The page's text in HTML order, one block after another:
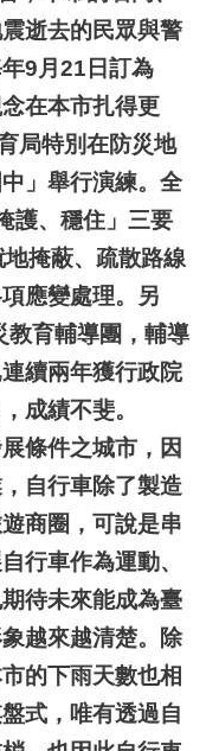
逝去的民眾與警
9月21日訂為
在本市扎得更
局特別在防災地
」舉行演練。全
護、穩住」三要
掩蔽、疏散路線
應變處理。另
教育輔導團，輔導
續兩年獲行政院
成績不斐。
條件之城市，因
自行車除了製造
商圈，可說是串
行車作為運動、
待未來能成為臺
越來越清楚。除
的下雨天數也相
式，唯有透過自